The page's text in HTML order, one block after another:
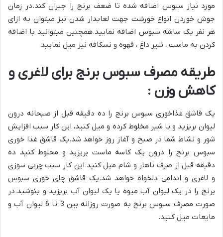
مورد نیاز سبوس اضافه شده تا ضعف برنج را جبران کند.در زمان
جوش خوردن انواع خورشت جهت لعابدار شدن نیز میتوان به ازای
هر نفر یک ساشه سبوس اضافه نمایید.همچنین میتوانید با اضافه
کردن به ماست ، شیر داغ ، قهوه و نسکافه نیز میل نمایید.
طریقه مصرف سبوس برنج برای لاغری و
کاهش وزن :
یک قاشق غذاخوری سبوس برنج را ده دقیقه قبل از صبحانه درون
لیوان بریزید و با شیر مخلوط کرده و میل کنید، این کار سبب افزایش
شور و نشاط شما در صبح و آغاز روز خواهد شد.یک قاشق غذا خوری
سبوس برنج را درون یک کاسه ماست بریزید و مخلوط کنید ده
دقیقه قبل از صرف ناهار و شام میل کنید.این کار سبب چربی سوزی
و لاغری و اندامی دلخواه خواهد شد.یک قاشق چای خوری سبوس
برنج را در یک لیوان آب میوه یا یک لیوان آب بریزید و بنوشید.در
صورت مصرف سبوس برنج به صورت روزانه بین 3 تا 6 لیوان آب و
مایعات میل کنید.